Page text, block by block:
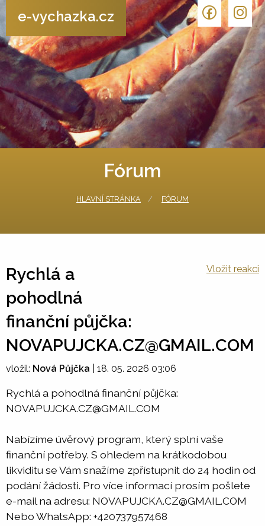
e-vychazka.cz
Fórum
HLAVNÍ STRÁNKA FÓRUM
Rychlá a
pohodlná
finanční půjčka:
NOVAPUJCKA.CZ@GMAIL.COM
Vložit reakci
vložil: Nová Půjčka 18. 05. 2026 03:06
Rychlá a pohodlná finanční půjčka:
NOVAPUJCKA.CZ@GMAIL.COM
Nabízíme úvěrový program, který splní vaše
finanční potřeby. S ohledem na krátkodobou
likviditu se Vám snažíme zpřístupnit do 24 hodin od
podání žádosti. Pro více informací prosím pošlete
e-mail na adresu: NOVAPUJCKA.CZ@GMAIL.COM
Nebo WhatsApp: +420737957468